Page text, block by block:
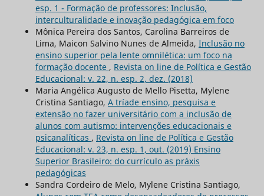
esp. 1 - Formação de professores: Inclusão,
interculturalidade e inovação pedagógica em foco
Mônica Pereira dos Santos, Carolina Barreiros de
Lima, Maicon Salvino Nunes de Almeida, Inclusão no
ensino superior pela lente omnilética: um foco na
formação docente , Revista on line de Política e Gestão
Educacional: v. 22, n. esp. 2, dez. (2018)
Maria Angélica Augusto de Mello Pisetta, Mylene
Cristina Santiago, A tríade ensino, pesquisa e
extensão no fazer universitário com a inclusão de
alunos com autismo: intervenções educacionais e
psicanalíticas , Revista on line de Política e Gestão
Educacional: v. 23, n. esp. 1, out. (2019) Ensino
Superior Brasileiro: do currículo as práxis
pedagógicas
Sandra Cordeiro de Melo, Mylene Cristina Santiago,